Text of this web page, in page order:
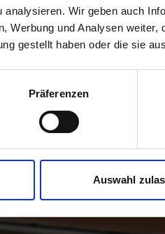
Wir geben auch
Werbung und Analysen
gestellt haben oder die sie
Präferenzen
Auswahl